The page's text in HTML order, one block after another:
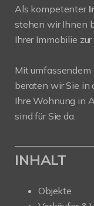
Als kompetenter
stehen wir Ihnen
Ihrer Immobilie zur
Mit
beraten wir Sie in
Ihre Wohnung in
sind für Sie da.
INHALT
Objekte